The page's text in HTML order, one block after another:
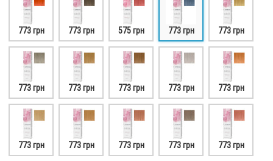
773 грн 773 грн 575 грн 773 грн 773 грн
773 грн 773 грн 773 грн 773 грн 773 грн
773 грн 773 грн 773 грн 773 грн 773 грн